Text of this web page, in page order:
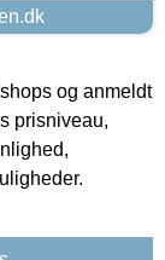
og anmeldt
prisniveau,